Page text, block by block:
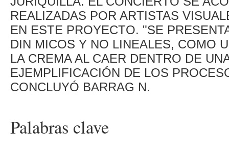
REALIZADAS POR ARTISTAS
EN ESTE PROYECTO. "SE
DIN MICOS Y NO LINEALES, COMO
LA CREMA AL CAER DENTRO DE
EJEMPLIFICACIÓN DE LOS
CONCLUYÓ BARRAG N.
Palabras clave